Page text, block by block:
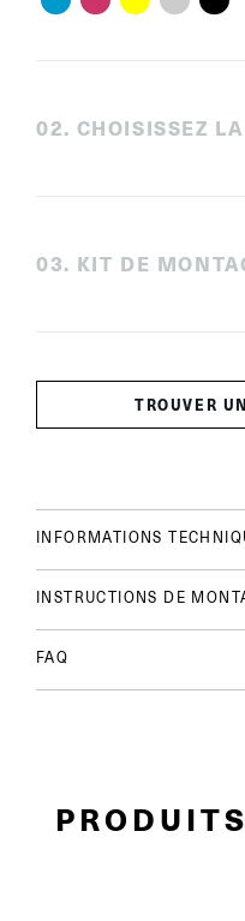
02. CHOISISSEZ
03. KIT DE
TROUVER
INFORMATIONS
INSTRUCTIONS DE
FAQ